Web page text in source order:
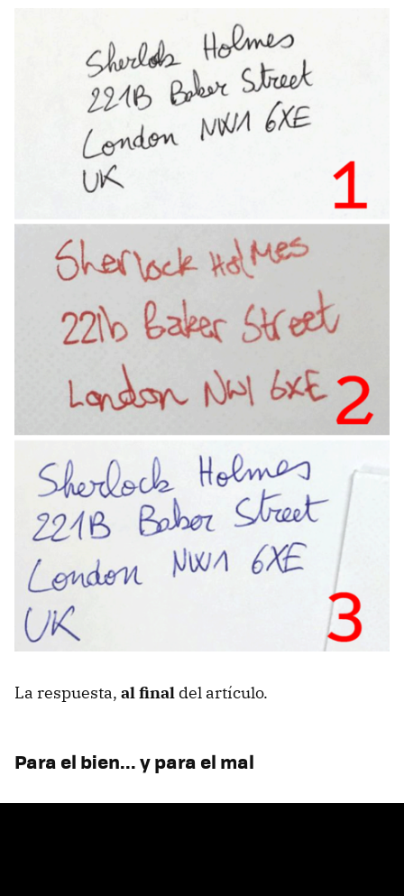
La respuesta, al final del artículo.
Para el bien... y para el mal